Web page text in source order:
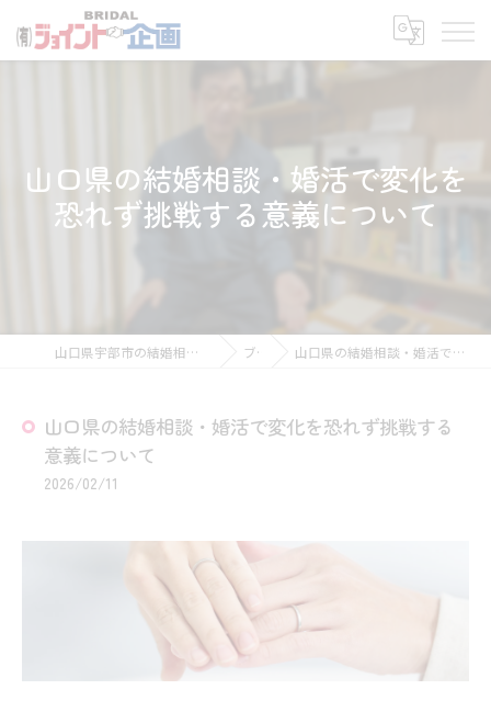
山口県の結婚相談・婚活で変化を
恐れず挑戦する意義について
山口県宇部市の結婚相談所なら有限会社ジョイント企画 ブログ 山口県の結婚相談・婚活で変化を恐れず挑戦する意義について
山口県の結婚相談・婚活で変化を恐れず挑戦する
意義について
2026/02/11